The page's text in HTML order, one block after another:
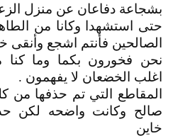
بشجاعة دفاعان عن منزل
حتى استشهدا وكانا من
الصالحين فأنتم اشجع وأنقى
نحن فخورون بكما وما كنا
اغلب الخضعان لا يفهمون .
المقاطع التي تم حذفها من
صالح وكانت واضحه لكن
خاين